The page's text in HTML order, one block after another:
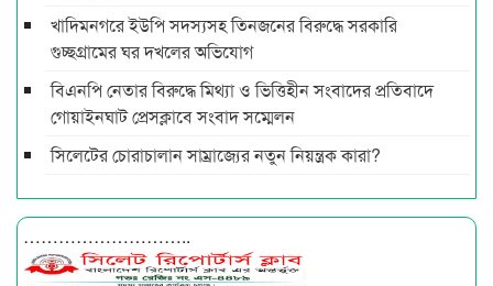
খাদিমনগরে ইউপি সদস্যসহ তিনজনের বিরুদ্ধে সরকারি
গুচ্ছগ্রামের ঘর দখলের অভিযোগ
বিএনপি নেতার বিরুদ্ধে মিথ্যা ও ভিত্তিহীন সংবাদের প্রতিবাদে
গোয়াইনঘাট প্রেসক্লাবে সংবাদ সম্মেলন
সিলেটের চোরাচালান সাম্রাজ্যের নতুন নিয়ন্ত্রক কারা?
………………………..